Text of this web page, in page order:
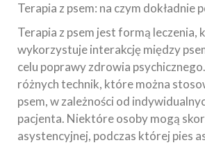
Terapia z psem: na czym dokładnie
Terapia z psem jest formą leczenia,
wykorzystuje interakcję między
celu poprawy zdrowia
różnych technik, które można
psem, w zależności od
pacjenta. Niektóre osoby mogą
asystencyjnej, podczas której pies